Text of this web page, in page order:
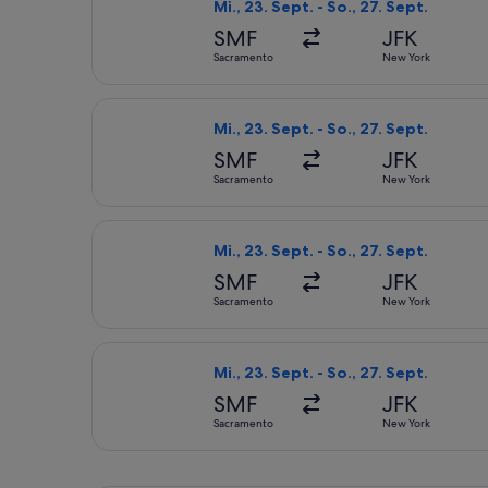
Mi., 23. Sept. - So., 27. Sept.
SMF
Sacramento
JFK
New York
Mi., 23. Sept. - So., 27. Sept.
SMF
Sacramento
JFK
New York
Mi., 23. Sept. - So., 27. Sept.
SMF
Sacramento
JFK
New York
Mi., 23. Sept. - So., 27. Sept.
SMF
Sacramento
JFK
New York